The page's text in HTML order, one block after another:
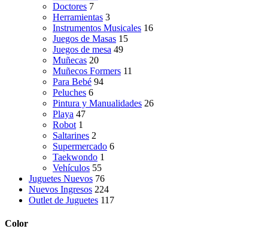
Doctores 7
Herramientas 3
Instrumentos Musicales 16
Juegos de Masas 15
Juegos de mesa 49
Muñecas 20
Muñecos Formers 11
Para Bebé 94
Peluches 6
Pintura y Manualidades 26
Playa 47
Robot 1
Saltarines 2
Supermercado 6
Taekwondo 1
Vehículos 55
Juguetes Nuevos 76
Nuevos Ingresos 224
Outlet de Juguetes 117
Color